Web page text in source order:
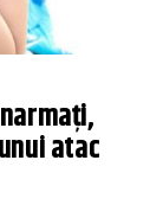
atac